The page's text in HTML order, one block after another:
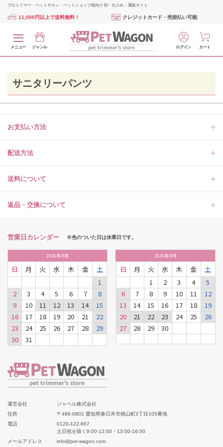
プロトリマー・ペットサロン・ペットショップ様向け 卸・仕入れ・通販サイト
11,000円以上で送料無料！ クレジットカード・売掛払い可能
メニュー ジャンル ログイン カート
サニタリーパンツ
お支払い方法
配送方法
送料について
返品・交換について
営業日カレンダー ※色のついた日は休業日です。
2026年8月
日 月 火 水 木 金
土
1
2
3 4 5 6 7
8
9
10 11 12 13 14
15
16
17 18 19 20 21
22
23
24 25 26 27 28
29
30
31
2026年9月
日 月 火 水 木 金
土
1
2 3 4
5
6
7 8 9 10 11
12
13
14 15 16 17 18
19
20
21 22 23 24 25
26
27
28 29 30
運営会社
ジャペル株式会社
住所
〒486-0802 愛知県春日井市桃山町3丁目105番地
電話
0120-122-667
土日祝を除く9:00-12:00・13:00-16:00
メールアドレス
info@pet-wagon.com